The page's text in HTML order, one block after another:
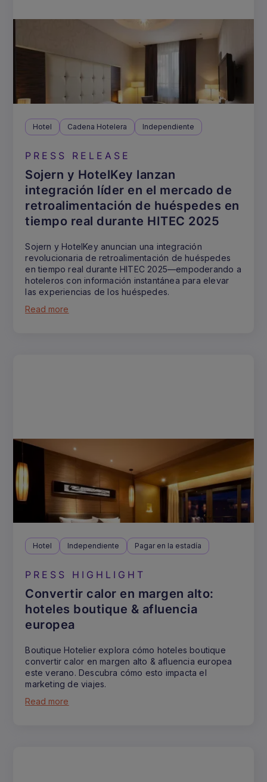
Hotel Cadena Hotelera Independiente
PRESS RELEASE
Sojern y HotelKey lanzan
integración líder en el mercado de
retroalimentación de huéspedes en
tiempo real durante HITEC 2025
Sojern y HotelKey anuncian una integración
revolucionaria de retroalimentación de huéspedes
en tiempo real durante HITEC 2025—empoderando a
hoteleros con información instantánea para elevar
las experiencias de los huéspedes.
Read more
Hotel Independiente Pagar en la estadía
PRESS HIGHLIGHT
Convertir calor en margen alto:
hoteles boutique & afluencia
europea
Boutique Hotelier explora cómo hoteles boutique
convertir calor en margen alto & afluencia europea
este verano. Descubra cómo esto impacta el
marketing de viajes.
Read more